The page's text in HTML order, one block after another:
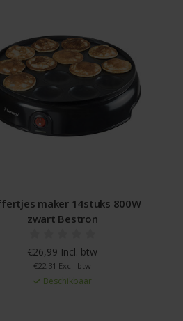
maker 14stuks 800W
zwart Bestron
€26,99 Incl. btw
€22,31 Excl. btw
Beschikbaar